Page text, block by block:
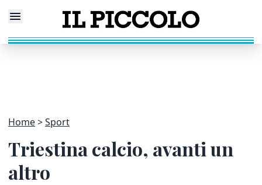
Home Sport
Triestina calcio, avanti un
altro